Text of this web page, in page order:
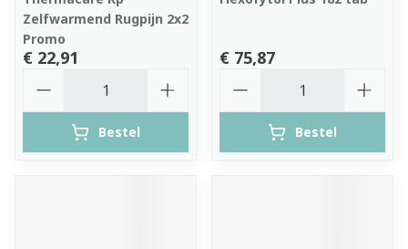
Zelfwarmend Rugpijn 2x2
Promo
€ 22,91
Bestel
€ 75,87
Bestel